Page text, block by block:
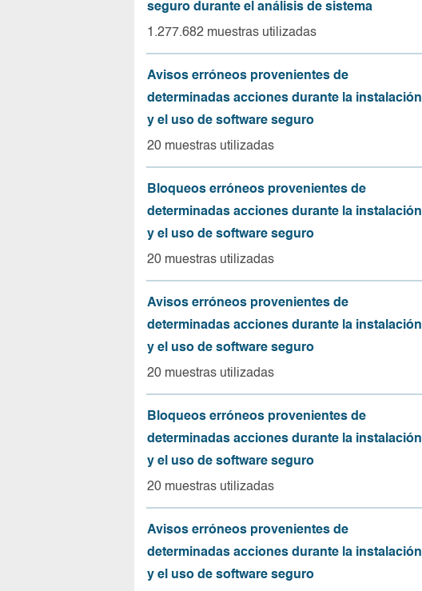
seguro durante el análisis de sistema
1.277.682 muestras utilizadas
Avisos erróneos provenientes de
determinadas acciones durante la instalación
y el uso de software seguro
20 muestras utilizadas
Bloqueos erróneos provenientes de
determinadas acciones durante la instalación
y el uso de software seguro
20 muestras utilizadas
Avisos erróneos provenientes de
determinadas acciones durante la instalación
y el uso de software seguro
20 muestras utilizadas
Bloqueos erróneos provenientes de
determinadas acciones durante la instalación
y el uso de software seguro
20 muestras utilizadas
Avisos erróneos provenientes de
determinadas acciones durante la instalación
y el uso de software seguro